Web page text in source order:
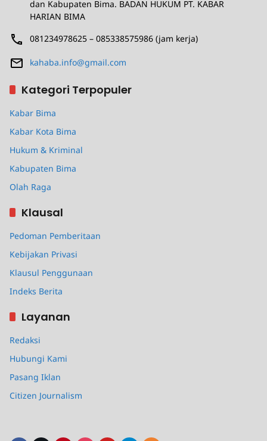
dan Kabupaten Bima. BADAN HUKUM PT. KABAR
HARIAN BIMA
081234978625 – 085338575986 (jam kerja)
kahaba.info@gmail.com
Kategori Terpopuler
Kabar Bima
Kabar Kota Bima
Hukum & Kriminal
Kabupaten Bima
Olah Raga
Klausal
Pedoman Pemberitaan
Kebijakan Privasi
Klausul Penggunaan
Indeks Berita
Layanan
Redaksi
Hubungi Kami
Pasang Iklan
Citizen Journalism